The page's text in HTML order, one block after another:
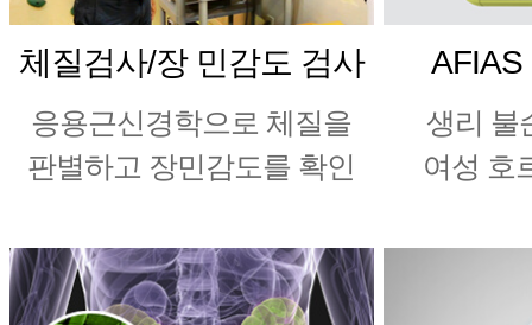
체질검사/장 민감도 검사
응용근신경학으로 체질을
판별하고 장민감도를 확인
AFIAS
생리 불
여성 호